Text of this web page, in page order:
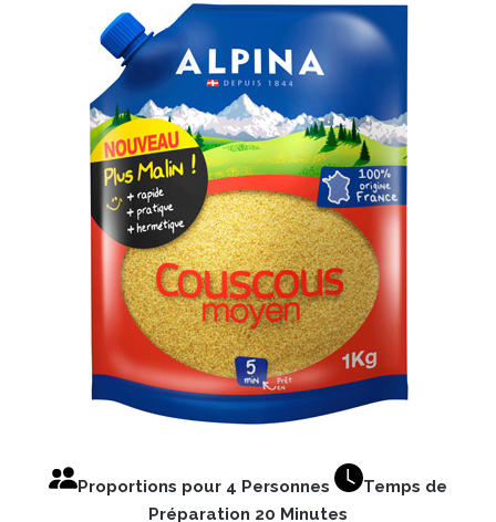
Proportions pour 4 Personnes
Temps de
Préparation 20 Minutes